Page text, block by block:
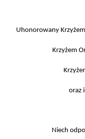
Uhonorowany
Krzyżem
oraz
Niech